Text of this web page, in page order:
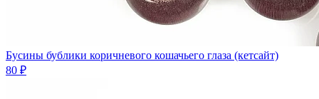
Бусины бублики коричневого кошачьего глаза (кетсайт)
80 ₽